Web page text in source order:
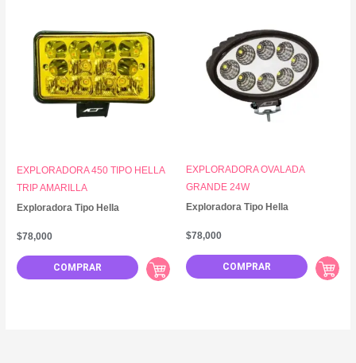
Exploradora Tipo Hella
EXPLORADORA 450 TIPO HELLA
TRIP AMARILLA
COMPRAR
$78,000
Exploradora Tipo Hella
EXPLORADORA OVALADA
GRANDE 24W
COMPRAR
$78,000